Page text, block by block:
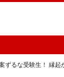
ずるな受験生！ 縁起